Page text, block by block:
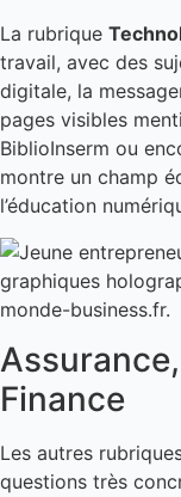
La rubrique
travail, avec des
digitale, la
pages visibles
BiblioInserm ou
montre un champ
l’éducation
Finance
Les autres
questions très